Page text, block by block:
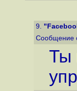
9.
Сообщение
Ты